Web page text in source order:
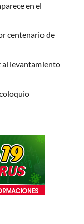
en el
centenario de
al levantamiento